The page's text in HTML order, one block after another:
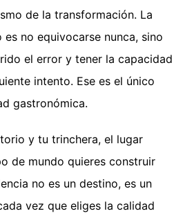
de la transformación. La
no equivocarse nunca, sino
el error y tener la capacidad
intento. Ese es el único
gastronómica.
y tu trinchera, el lugar
de mundo quieres construir
no es un destino, es un
vez que eliges la calidad